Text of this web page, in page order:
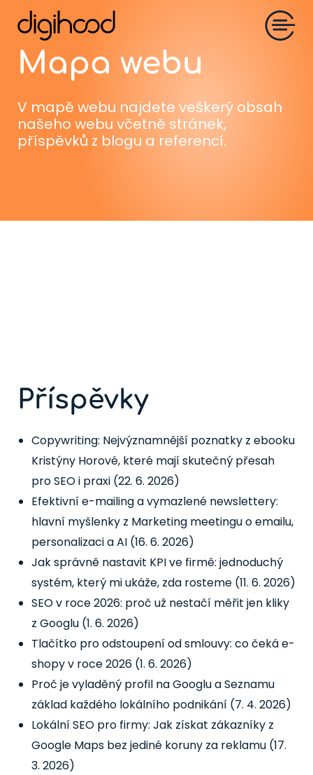
Mapa webu
V mapě webu najdete veškerý obsah
našeho webu včetně stránek,
příspěvků z blogu a referencí.
Příspěvky
Copywriting: Nejvýznamnější poznatky z ebooku
Kristýny Horové, které mají skutečný přesah
pro SEO i praxi (22. 6. 2026)
Efektivní e-mailing a vymazlené newslettery:
hlavní myšlenky z Marketing meetingu o emailu,
personalizaci a AI (16. 6. 2026)
Jak správně nastavit KPI ve firmě: jednoduchý
systém, který mi ukáže, zda rosteme (11. 6. 2026)
SEO v roce 2026: proč už nestačí měřit jen kliky
z Googlu (1. 6. 2026)
Tlačítko pro odstoupení od smlouvy: co čeká e-
shopy v roce 2026 (1. 6. 2026)
Proč je vyladěný profil na Googlu a Seznamu
základ každého lokálního podnikání (7. 4. 2026)
Lokální SEO pro firmy: Jak získat zákazníky z
Google Maps bez jediné koruny za reklamu (17.
3. 2026)